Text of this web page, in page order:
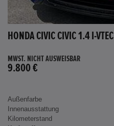
MWST. NICHT AUSWEISBAR
9.800 €
Außenfarbe
Innenausstattung
Kilometerstand